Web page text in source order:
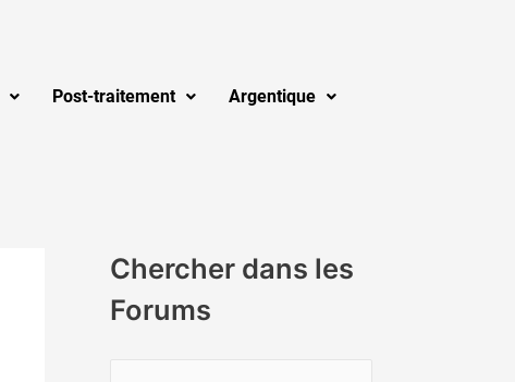
Post-traitement Argentique
Chercher dans les
Forums